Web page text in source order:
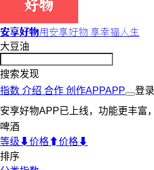
安享好物用安享好物 享幸福人生
大豆油
搜索发现
指数 介绍 合作 创作APPAPP
登录
安享好物APP已上线，功能更丰富
啤酒
等级⬇价格⬆价格⬇
排序